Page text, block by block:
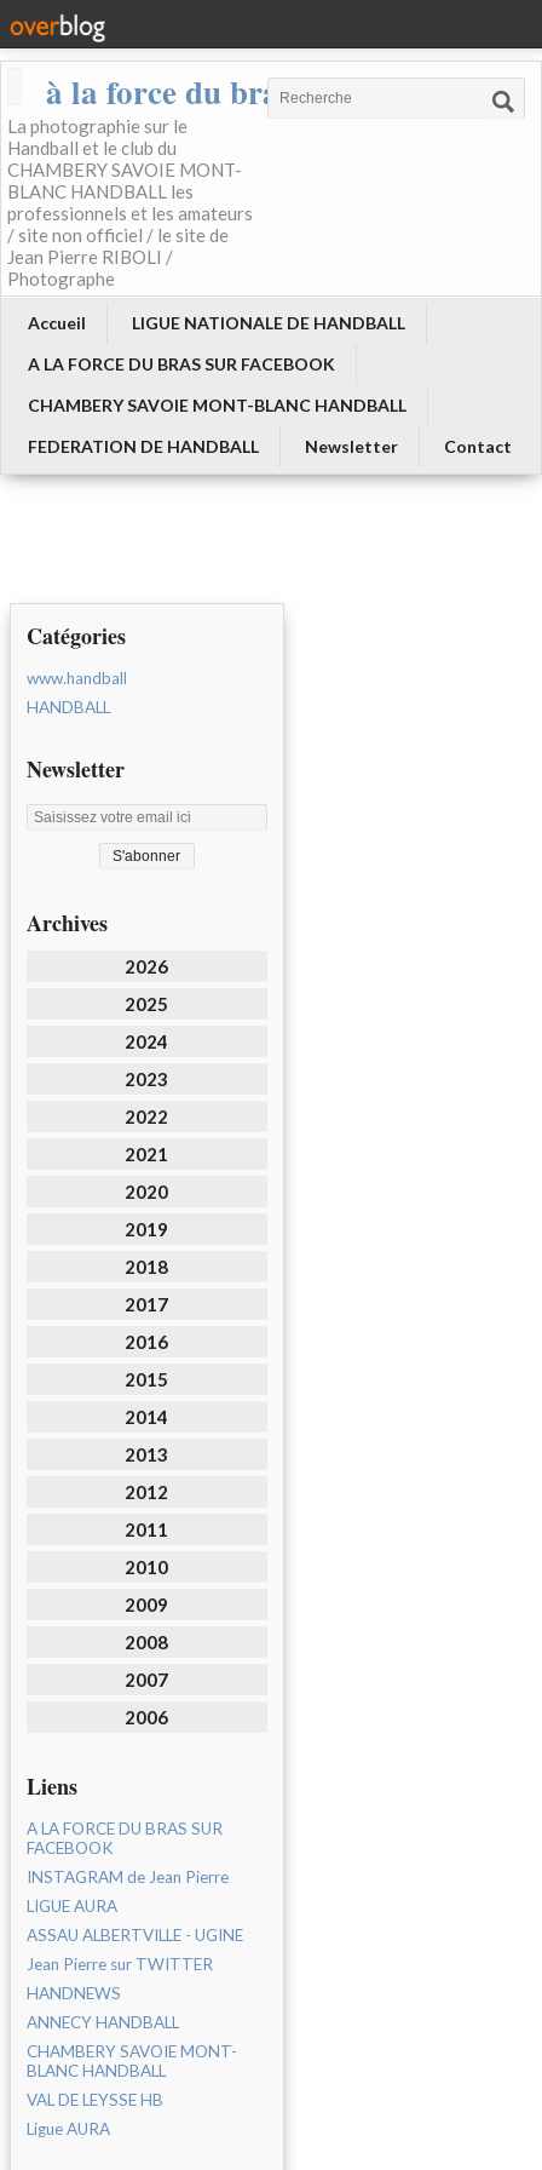
à la force du bras
La photographie sur le
Handball et le club du
CHAMBERY SAVOIE MONT-
BLANC HANDBALL les
professionnels et les amateurs
/ site non officiel / le site de
Jean Pierre RIBOLI /
Photographe
Accueil
LIGUE NATIONALE DE HANDBALL
A LA FORCE DU BRAS SUR FACEBOOK
CHAMBERY SAVOIE MONT-BLANC HANDBALL
FEDERATION DE HANDBALL
Newsletter Contact
Catégories
www.handball
HANDBALL
Newsletter
Archives
2026
2025
2024
2023
2022
2021
2020
2019
2018
2017
2016
2015
2014
2013
2012
2011
2010
2009
2008
2007
2006
Liens
A LA FORCE DU BRAS SUR
FACEBOOK
INSTAGRAM de Jean Pierre
LIGUE AURA
ASSAU ALBERTVILLE - UGINE
Jean Pierre sur TWITTER
HANDNEWS
ANNECY HANDBALL
CHAMBERY SAVOIE MONT-
BLANC HANDBALL
VAL DE LEYSSE HB
Ligue AURA